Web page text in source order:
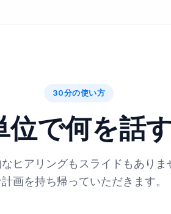
30分の使い方
位で何を話
ヒアリングもスライドもあり
画を持ち帰っていただきます。